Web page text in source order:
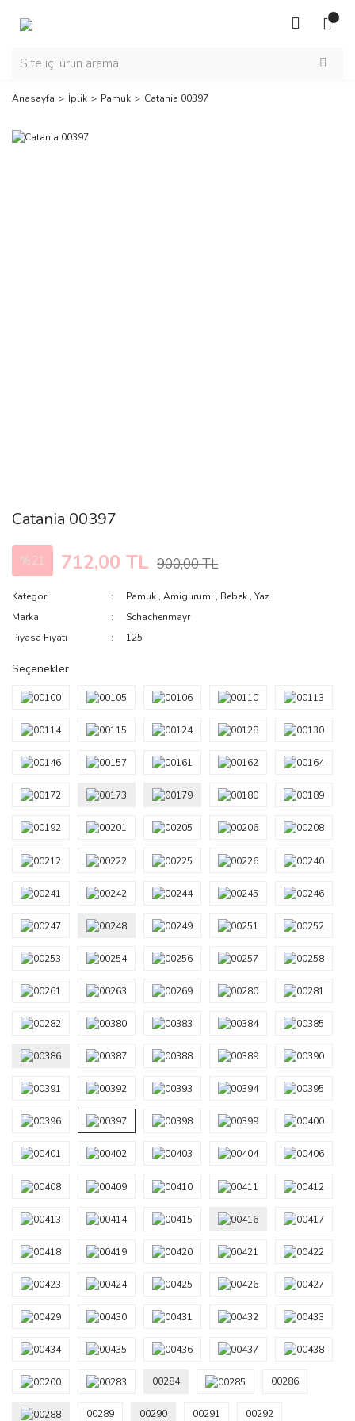
Anasayfa İplik Pamuk Catania 00397
Catania 00397
%21 712,00 TL 900,00 TL
Kategori Pamuk ,Amigurumi , Bebek ,Yaz
Marka
Schachenmayr
Piyasa Fiyatı
125
Seçenekler
00284 00286
00289 00290 00291 00292